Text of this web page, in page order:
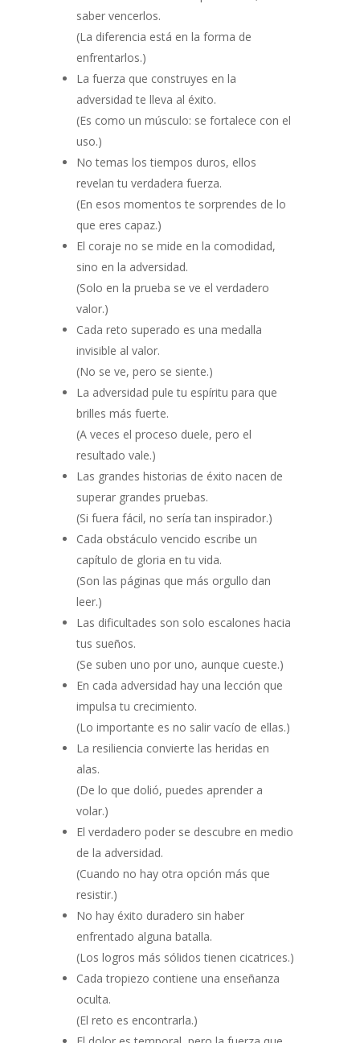
saber vencerlos.
(La diferencia está en la forma de
enfrentarlos.)
La fuerza que construyes en la
adversidad te lleva al éxito.
(Es como un músculo: se fortalece con el
uso.)
No temas los tiempos duros, ellos
revelan tu verdadera fuerza.
(En esos momentos te sorprendes de lo
que eres capaz.)
El coraje no se mide en la comodidad,
sino en la adversidad.
(Solo en la prueba se ve el verdadero
valor.)
Cada reto superado es una medalla
invisible al valor.
(No se ve, pero se siente.)
La adversidad pule tu espíritu para que
brilles más fuerte.
(A veces el proceso duele, pero el
resultado vale.)
Las grandes historias de éxito nacen de
superar grandes pruebas.
(Si fuera fácil, no sería tan inspirador.)
Cada obstáculo vencido escribe un
capítulo de gloria en tu vida.
(Son las páginas que más orgullo dan
leer.)
Las dificultades son solo escalones hacia
tus sueños.
(Se suben uno por uno, aunque cueste.)
En cada adversidad hay una lección que
impulsa tu crecimiento.
(Lo importante es no salir vacío de ellas.)
La resiliencia convierte las heridas en
alas.
(De lo que dolió, puedes aprender a
volar.)
El verdadero poder se descubre en medio
de la adversidad.
(Cuando no hay otra opción más que
resistir.)
No hay éxito duradero sin haber
enfrentado alguna batalla.
(Los logros más sólidos tienen cicatrices.)
Cada tropiezo contiene una enseñanza
oculta.
(El reto es encontrarla.)